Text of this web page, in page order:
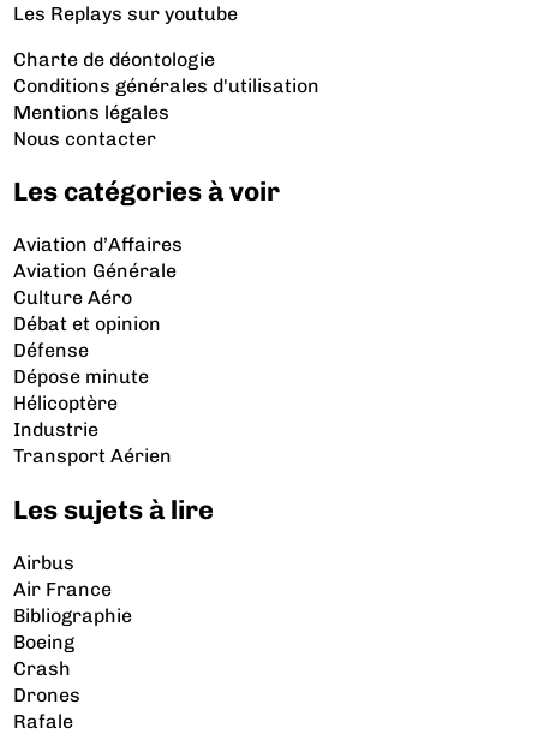
Les Replays sur youtube
Charte de déontologie
Conditions générales d'utilisation
Mentions légales
Nous contacter
Les catégories à voir
Aviation d’Affaires
Aviation Générale
Culture Aéro
Débat et opinion
Défense
Dépose minute
Hélicoptère
Industrie
Transport Aérien
Les sujets à lire
Airbus
Air France
Bibliographie
Boeing
Crash
Drones
Rafale